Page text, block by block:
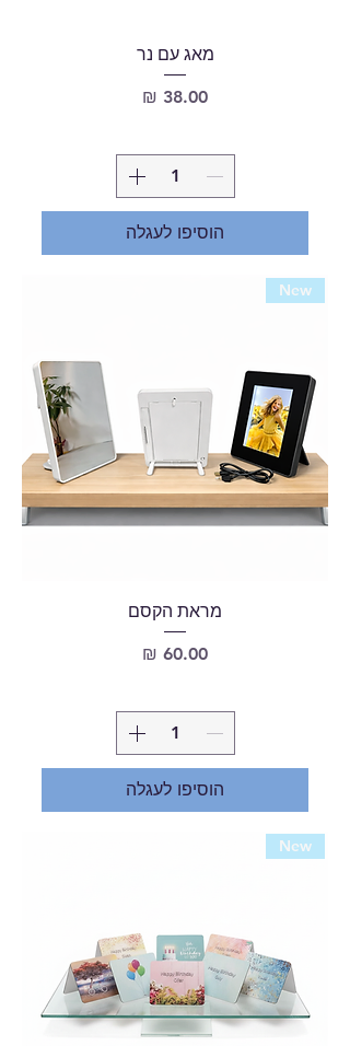
מאג עם נר
מחיר
הוסיפו לעגלה
New
מראת הקסם
מחיר
הוסיפו לעגלה
New